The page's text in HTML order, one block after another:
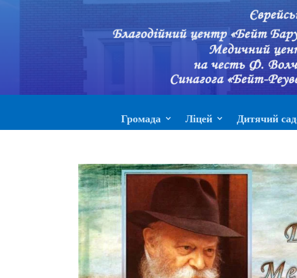
Громада Ліцей Дитячий